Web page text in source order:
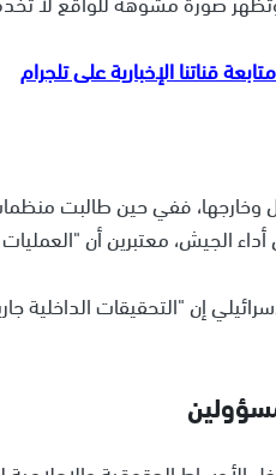
وخارجها، ففي حين
الجيش، معتبرين أن
إن "التحقيقات الداخلية